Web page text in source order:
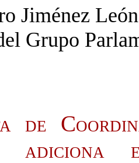
Jiménez
Grupo
de